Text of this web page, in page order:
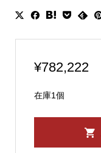
¥782,222
在庫1個